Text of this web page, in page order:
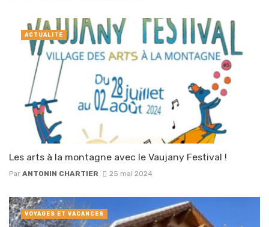
Les arts à la montagne avec le Vaujany Festival !
Par ANTONIN CHARTIER 25 mai 2024
ACTUALITÉ
VOYAGES ET VACANCES